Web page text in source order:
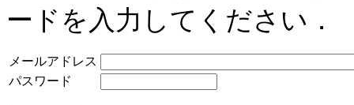
ードを入力してください．
メールアドレス
パスワード